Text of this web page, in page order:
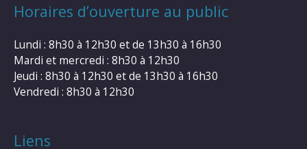
Horaires d’ouverture au public
Lundi : 8h30 à 12h30 et de 13h30 à 16h30
Mardi et mercredi : 8h30 à 12h30
Jeudi : 8h30 à 12h30 et de 13h30 à 16h30
Vendredi : 8h30 à 12h30
Liens